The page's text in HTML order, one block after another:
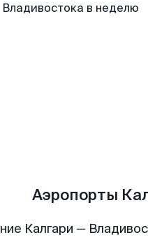
Владивостока в неделю
Аэропорты
Калгари —